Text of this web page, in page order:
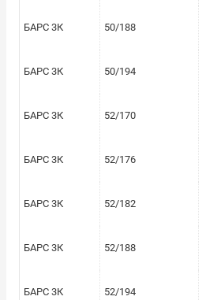
БАРС 3К 50/188
БАРС 3К 50/194
БАРС 3К 52/170
БАРС 3К 52/176
БАРС 3К 52/182
БАРС 3К 52/188
БАРС 3К 52/194